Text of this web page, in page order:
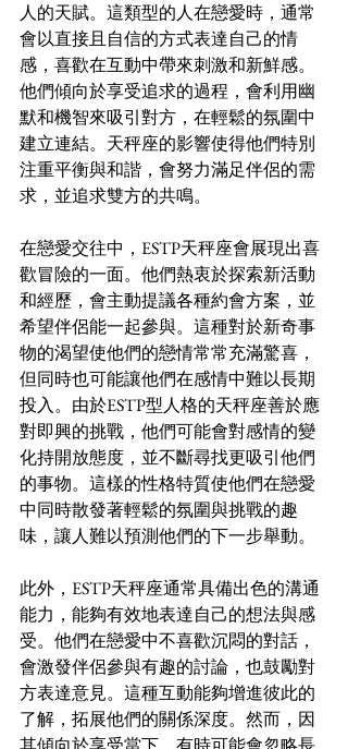
人的天賦。這類型的人在戀愛時，通常
會以直接且自信的方式表達自己的情
感，喜歡在互動中帶來刺激和新鮮感。
他們傾向於享受追求的過程，會利用幽
默和機智來吸引對方，在輕鬆的氛圍中
建立連結。天秤座的影響使得他們特別
注重平衡與和諧，會努力滿足伴侶的需
求，並追求雙方的共鳴。
在戀愛交往中，ESTP天秤座會展現出喜
歡冒險的一面。他們熱衷於探索新活動
和經歷，會主動提議各種約會方案，並
希望伴侶能一起參與。這種對於新奇事
物的渴望使他們的戀情常常充滿驚喜，
但同時也可能讓他們在感情中難以長期
投入。由於ESTP型人格的天秤座善於應
對即興的挑戰，他們可能會對感情的變
化持開放態度，並不斷尋找更吸引他們
的事物。這樣的性格特質使他們在戀愛
中同時散發著輕鬆的氛圍與挑戰的趣
味，讓人難以預測他們的下一步舉動。
此外，ESTP天秤座通常具備出色的溝通
能力，能夠有效地表達自己的想法與感
受。他們在戀愛中不喜歡沉悶的對話，
會激發伴侶參與有趣的討論，也鼓勵對
方表達意見。這種互動能夠增進彼此的
了解，拓展他們的關係深度。然而，因